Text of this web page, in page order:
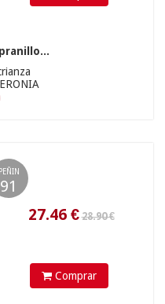
PEÑIN
91
28.90 €
Comprar